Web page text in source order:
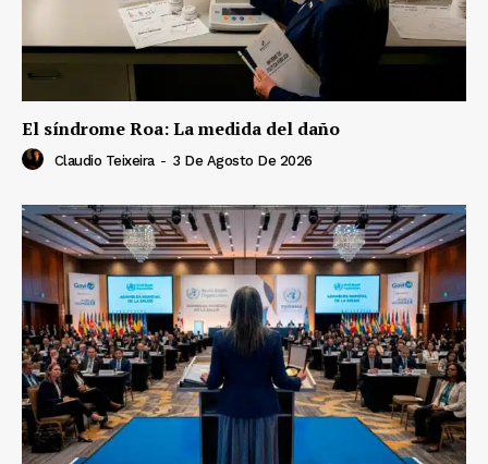
El síndrome Roa: La medida del daño
Claudio Teixeira - 3 De Agosto De 2026